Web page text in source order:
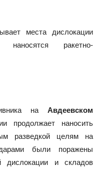
места дислокации
ракетно-
на Авдеевском
продолжает наносить
разведкой целям на
были поражены
дислокации и складов